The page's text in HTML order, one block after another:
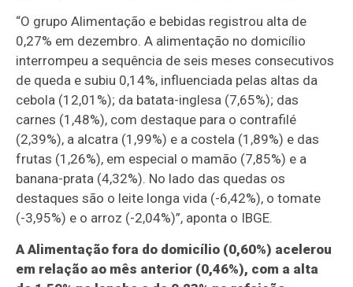
“O grupo Alimentação e bebidas registrou alta de
0,27% em dezembro. A alimentação no domicílio
interrompeu a sequência de seis meses consecutivos
de queda e subiu 0,14%, influenciada pelas altas da
cebola (12,01%); da batata-inglesa (7,65%); das
carnes (1,48%), com destaque para o contrafilé
(2,39%), a alcatra (1,99%) e a costela (1,89%) e das
frutas (1,26%), em especial o mamão (7,85%) e a
banana-prata (4,32%). No lado das quedas os
destaques são o leite longa vida (-6,42%), o tomate
(-3,95%) e o arroz (-2,04%)”, aponta o IBGE.
A Alimentação fora do domicílio (0,60%) acelerou
em relação ao mês anterior (0,46%), com a alta